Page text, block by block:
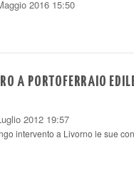
2016 15:50
A PORTOFERRAIO
2012 19:57
intervento a Livorno le sue